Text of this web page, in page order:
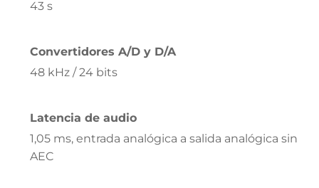
43 s
Convertidores A/D y D/A
48 kHz / 24 bits
Latencia de audio
1,05 ms, entrada analógica a salida analógica sin
AEC